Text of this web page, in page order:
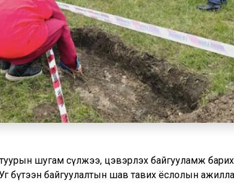
шугам сүлжээ, цэвэрлэх байгууламж
бүтээн байгуулалтын шав тавих ёслолын